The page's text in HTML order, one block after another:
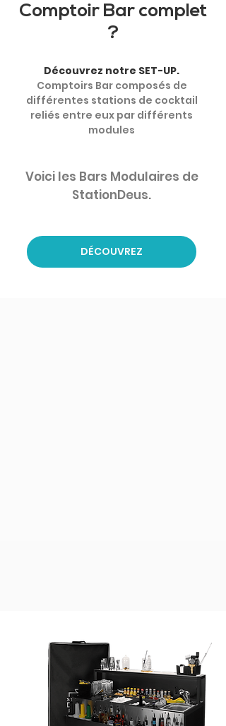
Comptoir Bar complet
?
Découvrez notre SET-UP.
Comptoirs Bar composés de
différentes stations de cocktail
reliés entre eux par différents
modules
Voici les Bars Modulaires de
StationDeus.
DÉCOUVREZ